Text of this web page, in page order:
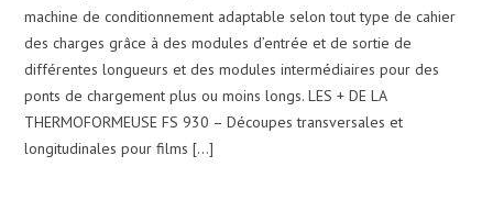
machine de conditionnement adaptable selon tout type de cahier
des charges grâce à des modules d’entrée et de sortie de
différentes longueurs et des modules intermédiaires pour des
ponts de chargement plus ou moins longs. LES + DE LA
THERMOFORMEUSE FS 930 – Découpes transversales et
longitudinales pour films […]